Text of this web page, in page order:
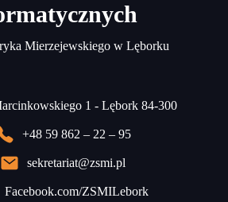
Mierzejewskiego w Lęborku
1 - Lębork 84-300
+48 59 862 – 22 – 95
sekretariat@zsmi.pl
Facebook.com/ZSMILebork